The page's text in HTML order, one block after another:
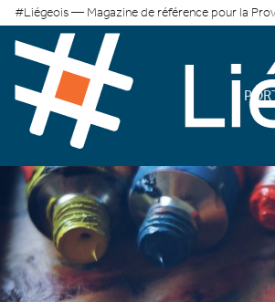
#Liégeois — Magazine de référence pour la